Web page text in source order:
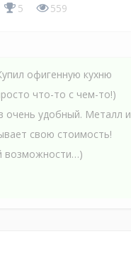
5 559
офигенную кухню
что-то с чем-то!)
очень удобный. Металл и
свою стоимость!
возможности…)